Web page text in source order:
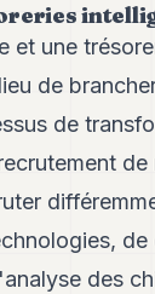
et une
de
de
des